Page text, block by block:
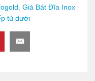
, Giá Bát Đĩa Inox
tủ dưới